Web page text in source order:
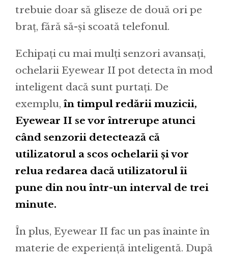
trebuie doar să gliseze de două ori pe
braț, fără să-și scoată telefonul.
Echipați cu mai mulți senzori avansați,
ochelarii Eyewear II pot detecta în mod
inteligent dacă sunt purtați. De
exemplu, în timpul redării muzicii,
Eyewear II se vor întrerupe atunci
când senzorii detectează că
utilizatorul a scos ochelarii și vor
relua redarea dacă utilizatorul îi
pune din nou într-un interval de trei
minute.
În plus, Eyewear II fac un pas înainte în
materie de experiență inteligentă. După